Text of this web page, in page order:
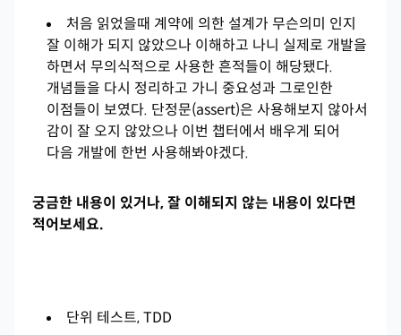
처음 읽었을때 계약에 의한 설계가 무슨의미 인지
잘 이해가 되지 않았으나 이해하고 나니 실제로 개발을
하면서 무의식적으로 사용한 흔적들이 해당됐다.
개념들을 다시 정리하고 가니 중요성과 그로인한
이점들이 보였다. 단정문(assert)은 사용해보지 않아서
감이 잘 오지 않았으나 이번 챕터에서 배우게 되어
다음 개발에 한번 사용해봐야겠다.
궁금한 내용이 있거나, 잘 이해되지 않는 내용이 있다면
적어보세요.
단위 테스트, TDD